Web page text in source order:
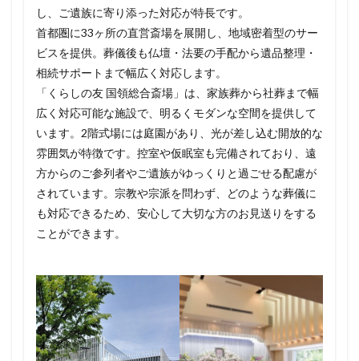
し、ご遺族に寄り添った対応が特長です。
首都圏に33ヶ所の直営斎場を展開し、地域密着型のサー
ビスを提供。葬儀後も仏壇・法要の手配から遺品整理・
相続サポートまで幅広く対応します。
「くらしの友 国領総合斎場」は、家族葬から社葬まで幅
広く対応可能な施設で、明るくモダンな空間を提供して
います。2階式場には庭園があり、光が差し込む開放的な
雰囲気が特徴です。控室や仮眠室も完備されており、遠
方からのご参列者やご遺族がゆっくりと過ごせる配慮が
されています。宗教や宗派を問わず、どのような葬儀に
も対応できるため、安心して大切な方のお見送りをする
ことができます。